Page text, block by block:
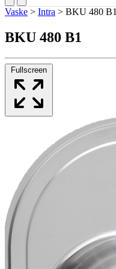
Vaske > Intra > BKU 480 B1
BKU 480 B1
Fullscreen